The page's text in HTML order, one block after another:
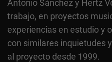
Antonio Sánchez y Hertz
trabajo, en proyectos
experiencias en estudio y
con similares inquietudes
al proyecto desde 1999.